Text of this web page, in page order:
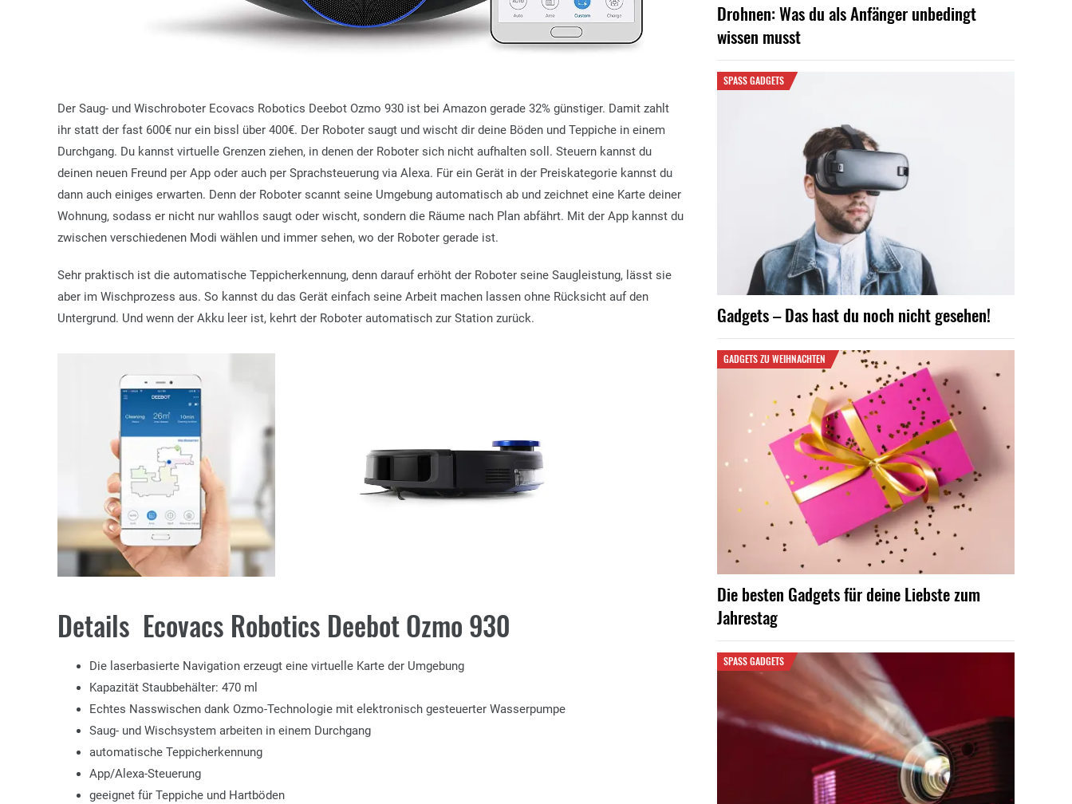
Der Saug- und Wischroboter Ecovacs Robotics Deebot Ozmo 930 ist bei Amazon gerade 32% günstiger. Damit zahlt
ihr statt der fast 600€ nur ein bissl über 400€. Der Roboter saugt und wischt dir deine Böden und Teppiche in einem
Durchgang. Du kannst virtuelle Grenzen ziehen, in denen der Roboter sich nicht aufhalten soll. Steuern kannst du
deinen neuen Freund per App oder auch per Sprachsteuerung via Alexa. Für ein Gerät in der Preiskategorie kannst du
dann auch einiges erwarten. Denn der Roboter scannt seine Umgebung automatisch ab und zeichnet eine Karte deiner
Wohnung, sodass er nicht nur wahllos saugt oder wischt, sondern die Räume nach Plan abfährt. Mit der App kannst du
zwischen verschiedenen Modi wählen und immer sehen, wo der Roboter gerade ist.
Sehr praktisch ist die automatische Teppicherkennung, denn darauf erhöht der Roboter seine Saugleistung, lässt sie
aber im Wischprozess aus. So kannst du das Gerät einfach seine Arbeit machen lassen ohne Rücksicht auf den
Untergrund. Und wenn der Akku leer ist, kehrt der Roboter automatisch zur Station zurück.
Details Ecovacs Robotics Deebot Ozmo 930
Die laserbasierte Navigation erzeugt eine virtuelle Karte der Umgebung
Kapazität Staubbehälter: 470 ml
Echtes Nasswischen dank Ozmo-Technologie mit elektronisch gesteuerter Wasserpumpe
Saug- und Wischsystem arbeiten in einem Durchgang
automatische Teppicherkennung
App/Alexa-Steuerung
geeignet für Teppiche und Hartböden
Drohnen: Was du als Anfänger unbedingt
wissen musst
SPASS GADGETS
Gadgets – Das hast du noch nicht gesehen!
GADGETS ZU WEIHNACHTEN
Die besten Gadgets für deine Liebste zum
Jahrestag
SPASS GADGETS